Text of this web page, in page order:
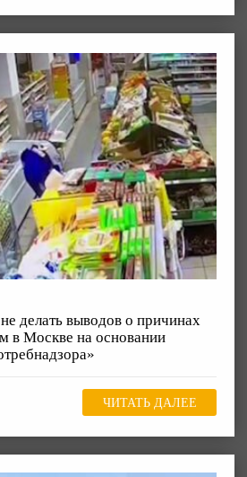
делать выводов о причинах
в Москве на основании
ЧИТАТЬ ДАЛЕЕ